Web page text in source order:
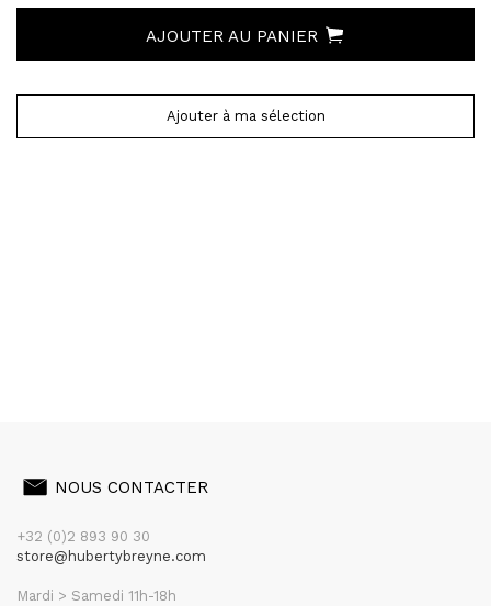
AJOUTER AU PANIER
Ajouter à ma sélection
NOUS CONTACTER
+32 (0)2 893 90 30
store@hubertybreyne.com
Mardi > Samedi 11h-18h